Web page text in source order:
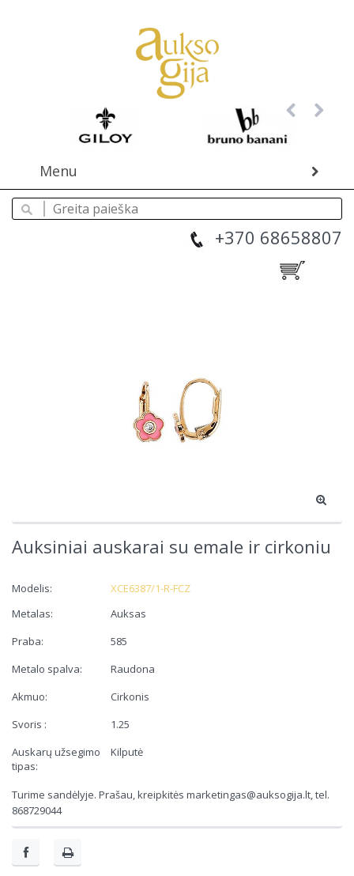
Menu
+370 68658807
Auksiniai auskarai su emale ir cirkoniu
Modelis:
XCE6387/1-R-FCZ
Metalas:
Auksas
Praba:
585
Metalo spalva:
Raudona
Akmuo:
Cirkonis
Svoris :
1.25
Auskarų užsegimo
tipas:
Kilputė
Turime sandėlyje. Prašau, kreipkitės marketingas@auksogija.lt, tel.
868729044